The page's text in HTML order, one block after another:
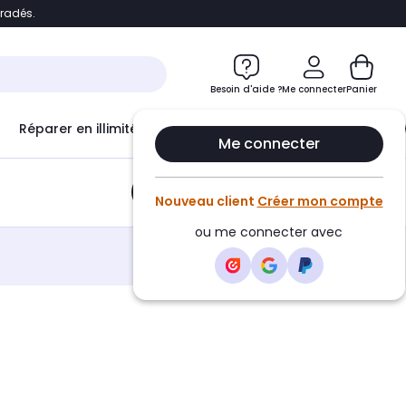
Accéder directement au chatbot
Besoin d'aide ?Me connecter
Me connecter
Nouveau client Créer mon compte
ou me connecter avec
Panier
Réparer en illimité avec Le Club Infinity
Ajouter au panier